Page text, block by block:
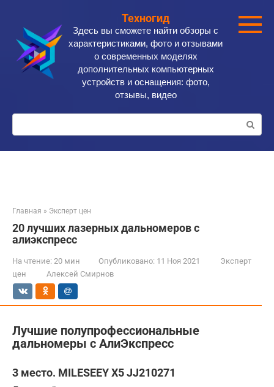
контенту
Техногид
Здесь вы сможете найти обзоры с
характеристиками, фото и отзывами
о современных моделях
дополнительных компьютерных
устройств и оснащения: фото,
отзывы, видео
Поиск:
Главная » Эксперт цен
20 лучших лазерных дальномеров с
алиэкспресс
На чтение: 20 мин Опубликовано: 11 Ноя 2021
Эксперт
цен
Алексей Смирнов
Лучшие полупрофессиональные
дальномеры с АлиЭкспресс
3 место. MILESEEY X5 JJ210271